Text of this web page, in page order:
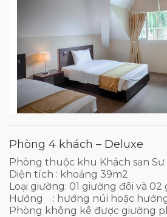
Phòng 4 khách – Deluxe
Phòng thuộc khu Khách sạn Sư
Diện tích : khoảng 39m2
Loại giường: 01 giường đôi và
Hướng : hướng núi hoặc
Phòng không kê được giường